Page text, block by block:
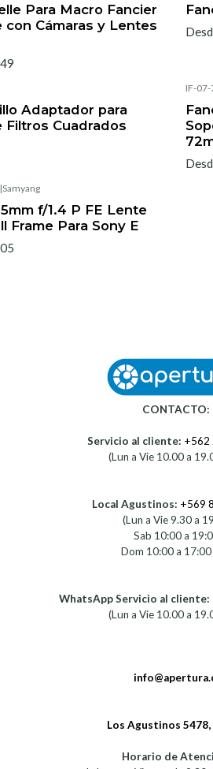
Para Macro Fancier
con Cámaras y Lentes
Adaptador para
Filtros Cuadrados
IF-07-
|Samyang
f/1.4 P FE Lente
Frame Para Sony E
CONTACTO:
Servicio al cliente: +562
(Lun a Vie 10.00 a
Local Agustinos: +569
(Lun a Vie 9.30 a
Sab 10:00 a
Dom 10:00 a 17:00
WhatsApp Servicio al cliente:
(Lun a Vie 10.00 a
Los Agustinos 5478,
Horario de